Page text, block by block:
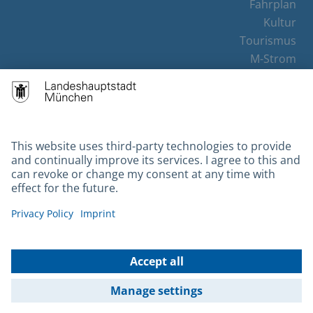
Fahrplan
Kultur
Tourismus
M-Strom
Contact
Barrierefreiheit
Kontakt